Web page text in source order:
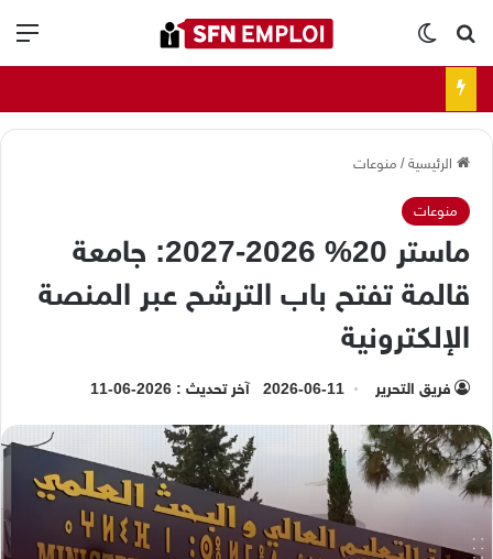
بحث عنالوضع المظلم
الرئيسية/ منوعات
منوعات
ماستر 20% 2026-2027: جامعة
قالمة تفتح باب الترشح عبر المنصة
الإلكترونية
فريق التحرير 2026-06-11 آخر تحديث : 2026-06-11